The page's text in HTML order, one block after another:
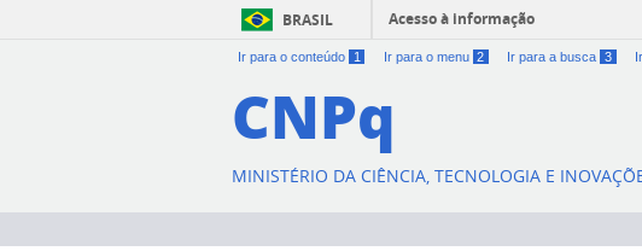
BRASIL Acesso à informação
Ir para o conteúdo 1 Ir para o menu 2 Ir para a busca 3
CNPq
MINISTÉRIO DA CIÊNCIA, TECNOLOGIA E